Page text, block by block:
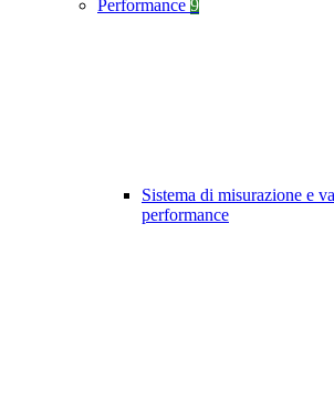
Performance 9
Sistema di misurazione e
performance